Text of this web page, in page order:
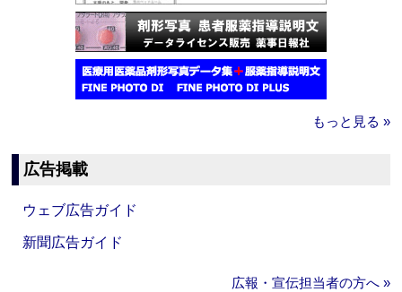
もっと見る »
広告掲載
ウェブ広告ガイド
新聞広告ガイド
広報・宣伝担当者の方へ »